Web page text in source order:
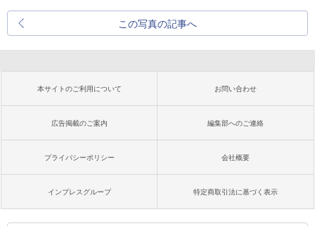
この写真の記事へ
本サイトのご利用について お問い合わせ
広告掲載のご案内 編集部へのご連絡
プライバシーポリシー 会社概要
インプレスグループ 特定商取引法に基づく表示